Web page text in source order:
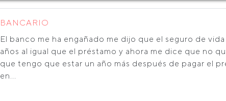
BANCARIO
El banco me ha engañado me dijo que el seguro de
años al igual que el préstamo y ahora me dice que no
que tengo que estar un año más después de pagar el
en...